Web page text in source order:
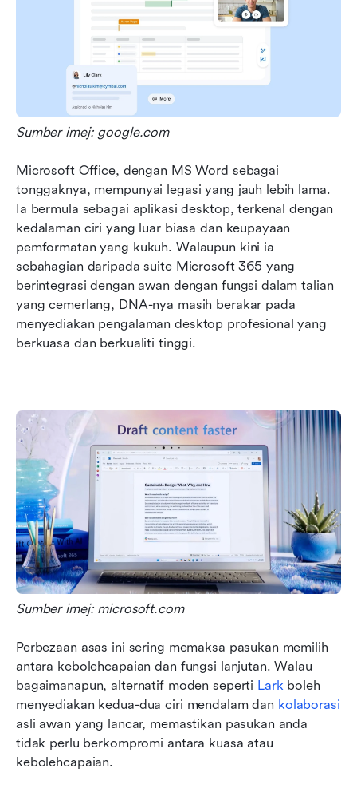
Sumber imej: google.com
Microsoft Office, dengan MS Word sebagai
tonggaknya, mempunyai legasi yang jauh lebih lama.
Ia bermula sebagai aplikasi desktop, terkenal dengan
kedalaman ciri yang luar biasa dan keupayaan
pemformatan yang kukuh. Walaupun kini ia
sebahagian daripada suite Microsoft 365 yang
berintegrasi dengan awan dengan fungsi dalam talian
yang cemerlang, DNA-nya masih berakar pada
menyediakan pengalaman desktop profesional yang
berkuasa dan berkualiti tinggi.
Sumber imej: microsoft.com
Perbezaan asas ini sering memaksa pasukan memilih
antara kebolehcapaian dan fungsi lanjutan. Walau
bagaimanapun, alternatif moden seperti Lark boleh
menyediakan kedua-dua ciri mendalam dan kolaborasi
asli awan yang lancar, memastikan pasukan anda
tidak perlu berkompromi antara kuasa atau
kebolehcapaian.